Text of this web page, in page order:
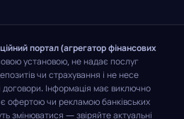
портал (агрегатор фінансових
установою, не надає послуг
чи страхування і не несе
договори. Інформація має виключно
офертою чи рекламою банківських
змінюватися — звіряйте актуальні